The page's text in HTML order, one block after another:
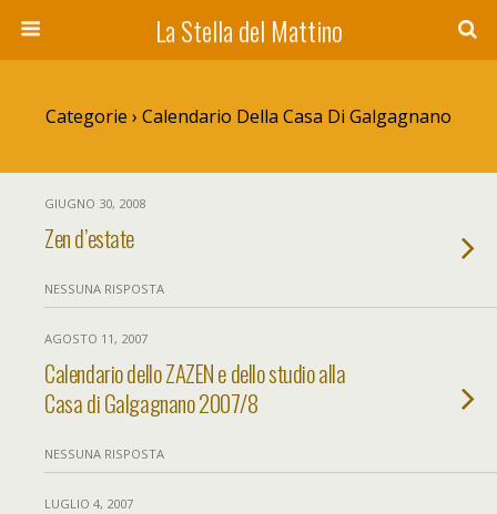
La Stella del Mattino
Categorie › Calendario Della Casa Di Galgagnano
GIUGNO 30, 2008
Zen d’estate
NESSUNA RISPOSTA
AGOSTO 11, 2007
Calendario dello ZAZEN e dello studio alla
Casa di Galgagnano 2007/8
NESSUNA RISPOSTA
LUGLIO 4, 2007